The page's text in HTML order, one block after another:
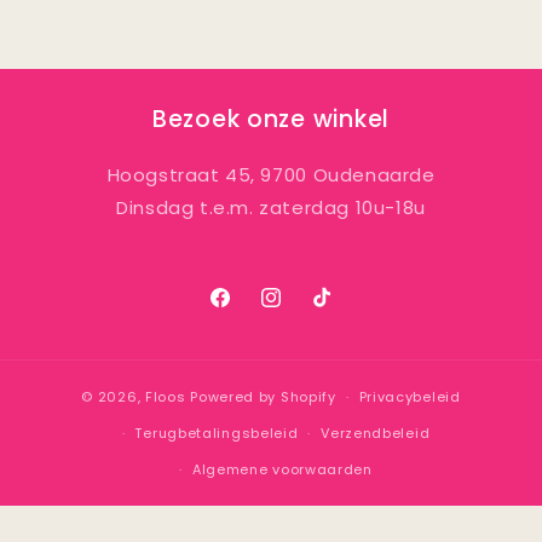
Bezoek onze winkel
Hoogstraat 45, 9700 Oudenaarde
Dinsdag t.e.m. zaterdag 10u-18u
FacebookInstagram
TikTok
© 2026, Floos Powered by Shopify
Privacybeleid
Terugbetalingsbeleid
Verzendbeleid
Algemene voorwaarden